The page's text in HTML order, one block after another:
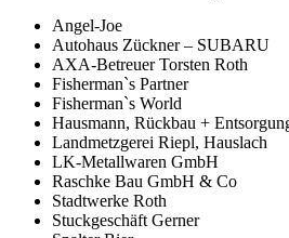
Angel-Joe
Autohaus Zückner – SUBARU
AXA-Betreuer Torsten Roth
Fisherman`s Partner
Fisherman`s World
Hausmann, Rückbau +
Landmetzgerei Riepl, Hauslach
LK-Metallwaren GmbH
Raschke Bau GmbH & Co
Stadtwerke Roth
Stuckgeschäft Gerner